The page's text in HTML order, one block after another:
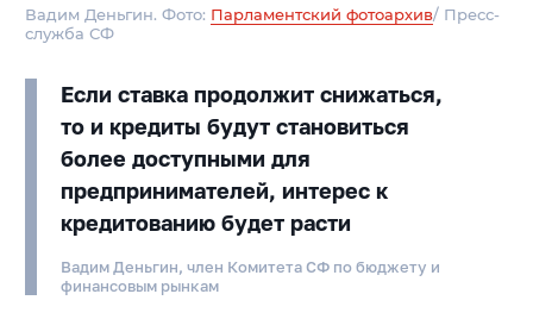
Вадим Деньгин. Фото: Парламентский фотоархив/ Пресс-
служба СФ
Если ставка продолжит снижаться,
то и кредиты будут становиться
более доступными для
предпринимателей, интерес к
кредитованию будет расти
Вадим Деньгин, член Комитета СФ по бюджету и
финансовым рынкам